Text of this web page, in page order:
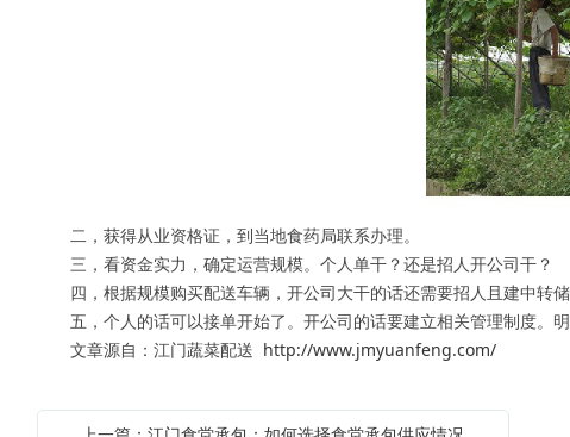
二，获得从业资格证，到当地食药局联系办理。
三，看资金实力，确定运营规模。个人单干？还是招人开公司干？
四，根据规模购买配送车辆，开公司大干的话还需要招人且建中转储
五，个人的话可以接单开始了。开公司的话要建立相关管理制度。明
文章源自：江门蔬菜配送 http://www.jmyuanfeng.com/